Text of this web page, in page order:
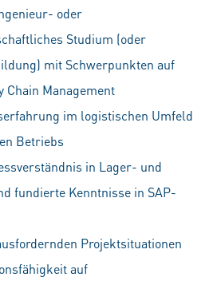
oder
Studium (oder
mit Schwerpunkten auf
Chain Management
im logistischen Umfeld
Betriebs
in Lager- und
fundierte Kenntnisse in SAP-
Projektsituationen
auf